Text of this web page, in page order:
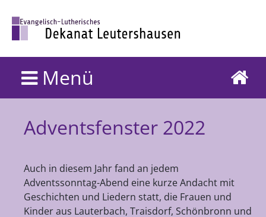
Menü
Adventsfenster 2022
Auch in diesem Jahr fand an jedem
Adventssonntag-Abend eine kurze Andacht mit
Geschichten und Liedern statt, die Frauen und
Kinder aus Lauterbach, Traisdorf, Schönbronn und